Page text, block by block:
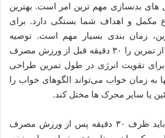
بدنسازی مهم ترین امر است. بهترین
مکمل و اهداف شما بستگی دارد. برای
زمان بندی بسیار مهم است. توصیه
می‌شود مکمل های قبل از تمرین را ۳۰ دقیقه قبل از ورزش مصرف
برای تقویت انرژی در طول تمرین طراحی
به زمان خواب می‌تواند الگوهای خواب را
یا سایر محرک ها مختل کند.
مکمل‌های بعد از تمرین باید ظرف ۳۰ دقیقه پس از ورزش مصرف